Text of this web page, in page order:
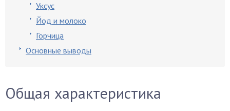
Уксус
Йод и молоко
Горчица
Основные выводы
Общая характеристика